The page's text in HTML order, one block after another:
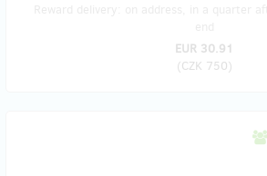
EUR 30.91
(CZK 750)